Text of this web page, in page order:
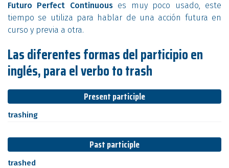
Futuro Perfect Continuouses muy poco usado, este
tiempo se utiliza para hablar de una acción futura en
curso y previa a otra.
Las diferentes formas del participio en
inglés, para el verbo to trash
Present participle
trashing
Past participle
trashed